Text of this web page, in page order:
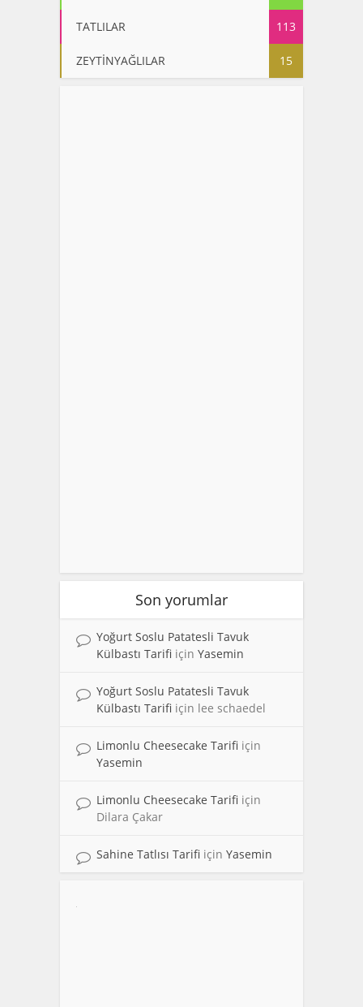
TATLILAR 113
ZEYTİNYAĞLILAR 15
Son yorumlar
Yoğurt Soslu Patatesli Tavuk
Külbastı Tarifi için Yasemin
Yoğurt Soslu Patatesli Tavuk
Külbastı Tarifi için lee schaedel
Limonlu Cheesecake Tarifi için
Yasemin
Limonlu Cheesecake Tarifi için
Dilara Çakar
Sahine Tatlısı Tarifi için Yasemin